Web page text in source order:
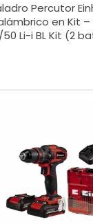
Percutor
en Kit –
50 Li-i BL Kit (2